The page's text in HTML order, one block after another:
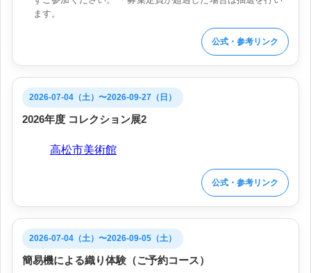
ます。
公式・参考リンク
2026-07-04（土）〜2026-09-27（日）
2026年度 コレクション展2
高松市美術館
公式・参考リンク
2026-07-04（土）〜2026-09-05（土）
簡易機による織り体験（ご予約コース）